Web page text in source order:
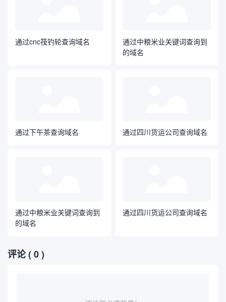
通过cnc筏钓轮查询域名
通过中粮米业关键词查询到
的域名
通过下午茶查询域名 通过四川货运公司查询域名
通过中粮米业关键词查询到
的域名
通过四川货运公司查询域名
评论( 0 )